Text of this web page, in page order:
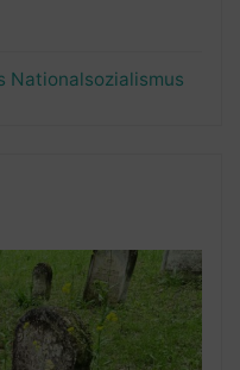
Nationalsozialismus